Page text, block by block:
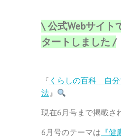
\ 公式Webサイト
タートしました /
『 くらしの百科 自
法』
現在6月号まで掲載さ
6月号のテーマは 『